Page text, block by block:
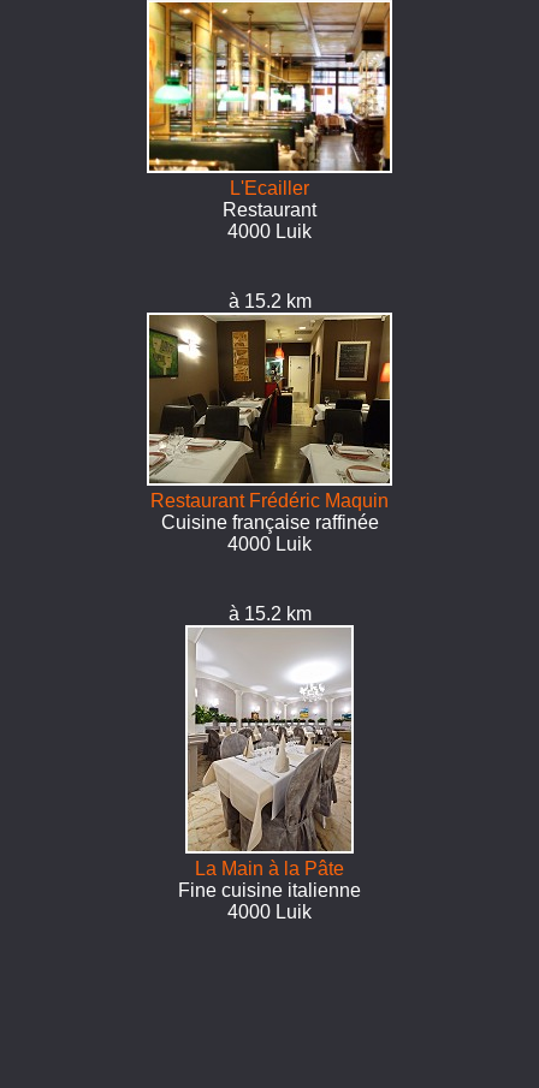
L'Ecailler
Restaurant
4000 Luik
à 15.2 km
Restaurant Frédéric Maquin
Cuisine française raffinée
4000 Luik
à 15.2 km
La Main à la Pâte
Fine cuisine italienne
4000 Luik